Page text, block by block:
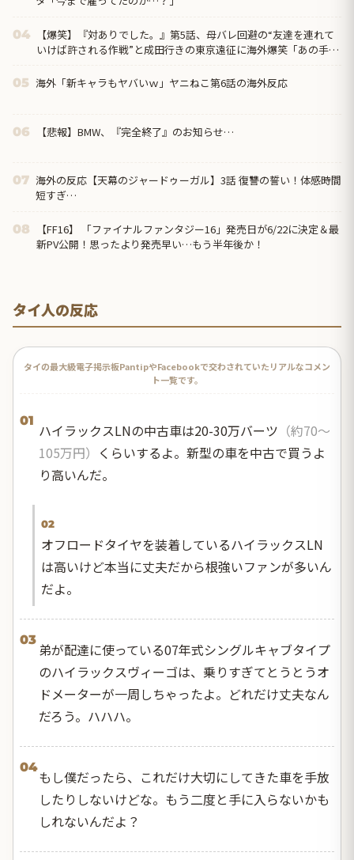
04
【爆笑】『対ありでした。』第5話、母バレ回避の“友達を連れて
いけば許される作戦”と成田行きの東京遠征に海外爆笑「あの手
05 海外「新キャラもヤバいｗ」ヤニねこ第6話の海外反応
06 【悲報】BMW、『完全終了』のお知らせ…
07 海外の反応【天幕のジャードゥーガル】3話 復讐の誓い！体感時間
短すぎ…
08
【FF16】 「ファイナルファンタジー16」発売日が6/22に決定＆最
新PV公開！思ったより発売早い…もう半年後か！
タイ人の反応
タイの最大級電子掲示板PantipやFacebookで交わされていたリアルなコメン
ト一覧です。
01
ハイラックスLNの中古車は20-30万バーツ （約70〜
105万円） くらいするよ。新型の車を中古で買うよ
り高いんだ。
02
オフロードタイヤを装着しているハイラックスLN
は高いけど本当に丈夫だから根強いファンが多いん
だよ。
03
弟が配達に使っている07年式シングルキャブタイプ
のハイラックスヴィーゴは、乗りすぎてとうとうオ
ドメーターが一周しちゃったよ。どれだけ丈夫なん
だろう。ハハハ。
04
もし僕だったら、これだけ大切にしてきた車を手放
したりしないけどな。もう二度と手に入らないかも
しれないんだよ？